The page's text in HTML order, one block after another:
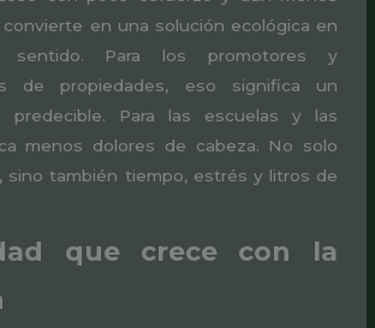
convierte en una solución ecológica en
Para los promotores y
de propiedades, eso significa un
predecible. Para las escuelas y las
menos dolores de cabeza. No solo
sino también tiempo, estrés y litros de
que crece con la